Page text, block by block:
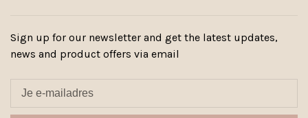
Sign up for our newsletter and get the latest updates,
news and product offers via email